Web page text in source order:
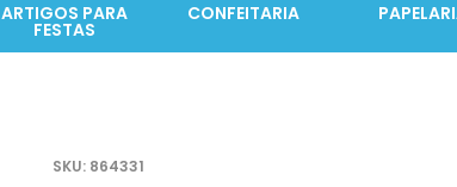
ARTIGOS PARA
FESTAS
CONFEITARIA
864331